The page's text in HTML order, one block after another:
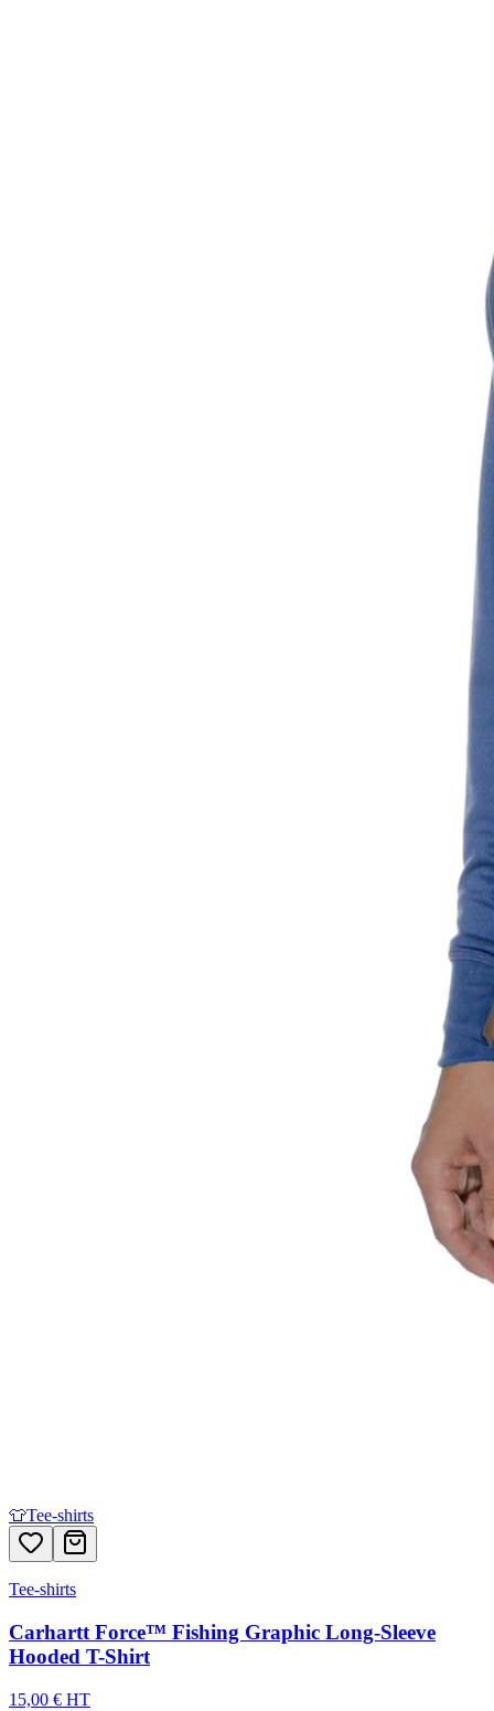
👕Tee-shirts
Tee-shirts
Carhartt Force™ Fishing Graphic Long-Sleeve
Hooded T-Shirt
15,00 € HT